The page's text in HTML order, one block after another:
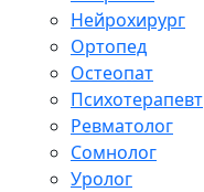
Нейрохирург
Ортопед
Остеопат
Психотерапевт
Ревматолог
Сомнолог
Уролог